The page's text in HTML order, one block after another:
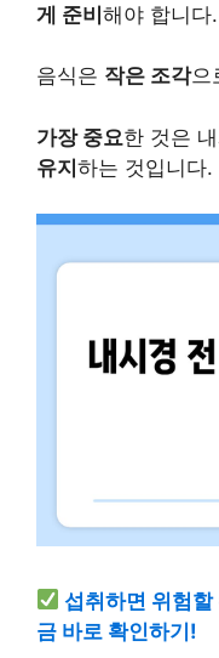
게 준비해야 합니다.
음식은 작은 조각으
가장 중요한 것은
유지하는 것입니다.
섭취하면 위험할
금 바로 확인하기!